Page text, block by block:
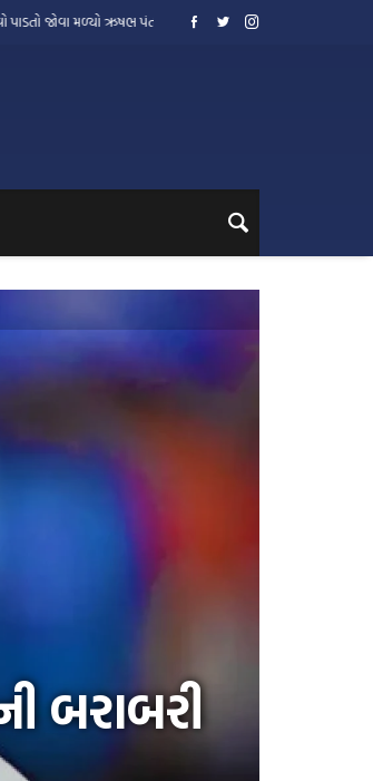
ઋષભ પંત August 1, 2026 જોસ બટલર ઇતિહાસ રચવાથી માત્ર
બરાબરી